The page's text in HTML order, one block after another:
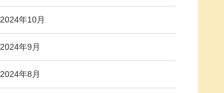
2024年10月
2024年9月
2024年8月